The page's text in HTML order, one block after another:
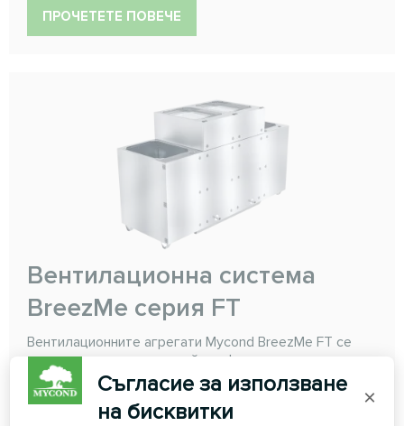
ПРОЧЕТЕТЕ ПОВЕЧЕ
Вентилационна система
BreezMe серия FT
Вентилационните агрегати Mycond BreezMe FT се
характеризират с енергийна ефективност и са
оборудвани с шестоъгълен рекуператор с
противоток, двигатели тип EC, Mini-Pleat или джобни
филтри, и имат вградена автоматизация във формат
Съгласие за използване
на бисквитки
×